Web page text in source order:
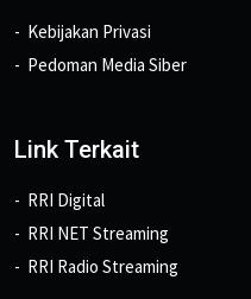
Kebijakan Privasi
Pedoman Media Siber
Link Terkait
RRI Digital
RRI NET Streaming
RRI Radio Streaming